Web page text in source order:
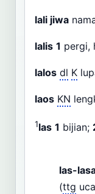
lali jiwa
lalis 1 pergi,
lalos dl K
laos KN
1las 1 bijian;
las-
(ttg